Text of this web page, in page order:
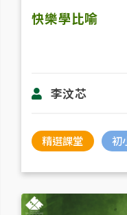
快樂學比喻
李汶芯
精選課堂 初